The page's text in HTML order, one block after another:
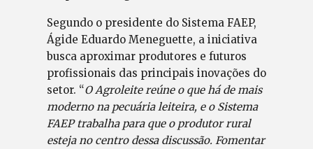
Segundo o presidente do Sistema FAEP,
Ágide Eduardo Meneguette, a iniciativa
busca aproximar produtores e futuros
profissionais das principais inovações do
setor. “O Agroleite reúne o que há de mais
moderno na pecuária leiteira, e o Sistema
FAEP trabalha para que o produtor rural
esteja no centro dessa discussão. Fomentar